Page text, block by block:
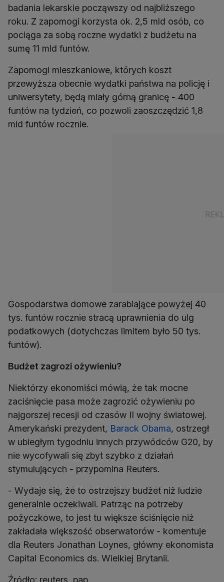
badania lekarskie począwszy od najbliższego
roku. Z zapomogi korzysta ok. 2,5 mld osób, co
pociąga za sobą roczne wydatki z budżetu na
sumę 11 mld funtów.
Zapomogi mieszkaniowe, których koszt
przewyższa obecnie wydatki państwa na policję i
uniwersytety, będą miały górną granicę - 400
funtów na tydzień, co pozwoli zaoszczędzić 1,8
mld funtów rocznie.
Gospodarstwa domowe zarabiające powyżej 40
tys. funtów rocznie stracą uprawnienia do ulg
podatkowych (dotychczas limitem było 50 tys.
funtów).
Budżet zagrozi ożywieniu?
Niektórzy ekonomiści mówią, że tak mocne
zaciśnięcie pasa może zagrozić ożywieniu po
najgorszej recesji od czasów II wojny światowej.
Amerykański prezydent, Barack Obama, ostrzegł
w ubiegłym tygodniu innych przywódców G20, by
nie wycofywali się zbyt szybko z działań
stymulujących - przypomina Reuters.
- Wydaje się, że to ostrzejszy budżet niż ludzie
generalnie oczekiwali. Patrząc na potrzeby
pożyczkowe, to jest tu większe ściśnięcie niż
zakładała większość obserwatorów - komentuje
dla Reuters Jonathan Loynes, główny ekonomista
Capital Economics ds. Wielkiej Brytanii.
Źródło: reuters, pap